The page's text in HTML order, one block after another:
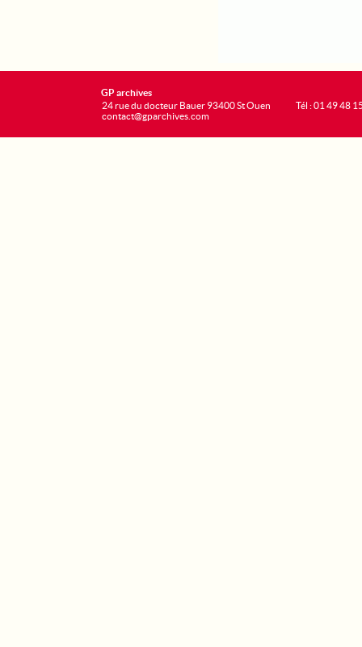
GP archives
24 rue du docteur Bauer 93400 St Ouen
contact@gparchives.com
Tél : 01 49 48